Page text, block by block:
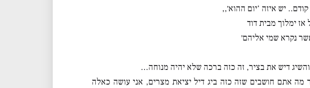
יש איזה ‘יום ההוא׳,,
אז ימלוך מבית דוד
נקרא שמי אליהם׳
דיש את בציר, זה כזה ברכה שלא יהיה מנוחה…
אתם חושבים שזה כזה ביג דיל יציאת מצרים, אני עושה כאלה